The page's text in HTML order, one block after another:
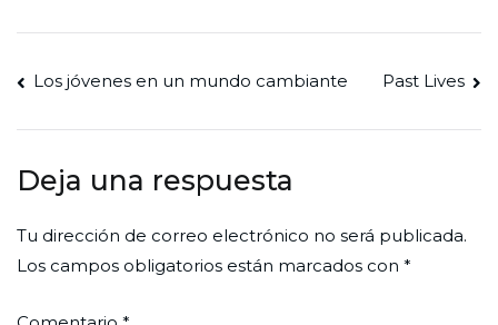
Navegación
de
entradas
Los jóvenes en un mundo cambiante Past Lives
Deja una respuesta
Tu dirección de correo electrónico no será publicada.
Los campos obligatorios están marcados con *